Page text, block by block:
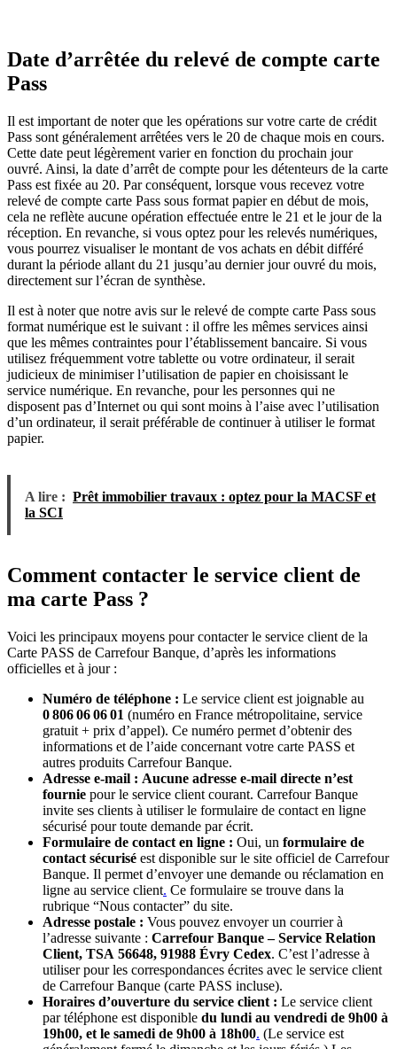
Date d’arrêtée du relevé de compte carte
Pass
Il est important de noter que les opérations sur votre carte de crédit
Pass sont généralement arrêtées vers le 20 de chaque mois en cours.
Cette date peut légèrement varier en fonction du prochain jour
ouvré. Ainsi, la date d’arrêt de compte pour les détenteurs de la carte
Pass est fixée au 20. Par conséquent, lorsque vous recevez votre
relevé de compte carte Pass sous format papier en début de mois,
cela ne reflète aucune opération effectuée entre le 21 et le jour de la
réception. En revanche, si vous optez pour les relevés numériques,
vous pourrez visualiser le montant de vos achats en débit différé
durant la période allant du 21 jusqu’au dernier jour ouvré du mois,
directement sur l’écran de synthèse.
Il est à noter que notre avis sur le relevé de compte carte Pass sous
format numérique est le suivant : il offre les mêmes services ainsi
que les mêmes contraintes pour l’établissement bancaire. Si vous
utilisez fréquemment votre tablette ou votre ordinateur, il serait
judicieux de minimiser l’utilisation de papier en choisissant le
service numérique. En revanche, pour les personnes qui ne
disposent pas d’Internet ou qui sont moins à l’aise avec l’utilisation
d’un ordinateur, il serait préférable de continuer à utiliser le format
papier.
A lire : Prêt immobilier travaux : optez pour la MACSF et
la SCI
Comment contacter le service client de
ma carte Pass ?
Voici les principaux moyens pour contacter le service client de la
Carte PASS de Carrefour Banque, d’après les informations
officielles et à jour :
Numéro de téléphone : Le service client est joignable au
0 806 06 06 01 (numéro en France métropolitaine, service
gratuit + prix d’appel). Ce numéro permet d’obtenir des
informations et de l’aide concernant votre carte PASS et
autres produits Carrefour Banque.
Adresse e-mail : Aucune adresse e-mail directe n’est
fournie pour le service client courant. Carrefour Banque
invite ses clients à utiliser le formulaire de contact en ligne
sécurisé pour toute demande par écrit​.
Formulaire de contact en ligne : Oui, un formulaire de
contact sécurisé est disponible sur le site officiel de Carrefour
Banque. Il permet d’envoyer une demande ou réclamation en
ligne au service client​. Ce formulaire se trouve dans la
rubrique “Nous contacter” du site.
Adresse postale : Vous pouvez envoyer un courrier à
l’adresse suivante : Carrefour Banque – Service Relation
Client, TSA 56648, 91988 Évry Cedex​. C’est l’adresse à
utiliser pour les correspondances écrites avec le service client
de Carrefour Banque (carte PASS incluse).
Horaires d’ouverture du service client : Le service client
par téléphone est disponible du lundi au vendredi de 9h00 à
19h00, et le samedi de 9h00 à 18h00. (Le service est